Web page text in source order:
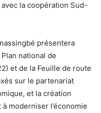
la coopération Sud-
présentera
national de
et de la Feuille de route
sur le partenariat
et la création
moderniser l’économie